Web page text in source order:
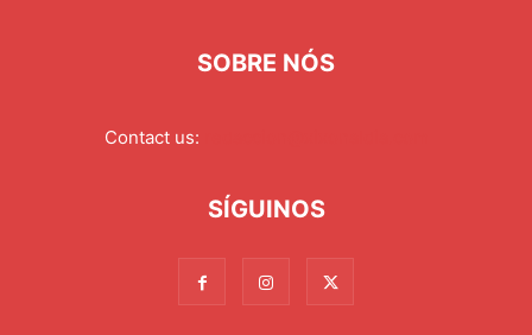
SOBRE NÓS
Contact us:
SÍGUINOS